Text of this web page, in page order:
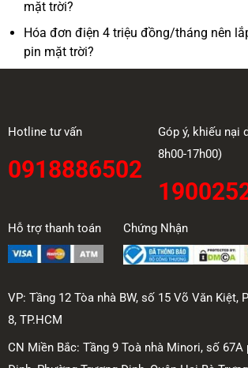
mặt trời?
Hóa đơn điện 4 triệu đồng/tháng nên
pin mặt trời?
Hotline tư vấn
0918886502
Góp ý, khiếu nại
8h00-17h00)
Hỗ trợ thanh toán Chứng Nhận
VP: Tầng 12 Tòa nhà BW, số 15 Võ Văn Kiệt,
8, TP.HCM
CN Miền Bắc: Tầng 9 Toà nhà Minori, số 67A